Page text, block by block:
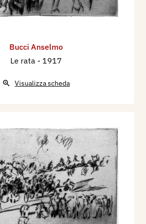
Bucci Anselmo
Le rata - 1917
Visualizza scheda